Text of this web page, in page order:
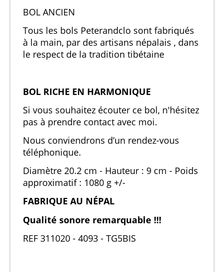
BOL ANCIEN
Tous les bols Peterandclo sont fabriqués
à la main, par des artisans népalais , dans
le respect de la tradition tibétaine
BOL RICHE EN HARMONIQUE
Si vous souhaitez écouter ce bol, n'hésitez
pas à prendre contact avec moi.
Nous conviendrons d’un rendez-vous
téléphonique.
Diamètre 20.2 cm - Hauteur : 9 cm - Poids
approximatif : 1080 g +/-
FABRIQUE AU NÉPAL
Qualité sonore remarquable !!!
REF 311020 - 4093 - TG5BIS